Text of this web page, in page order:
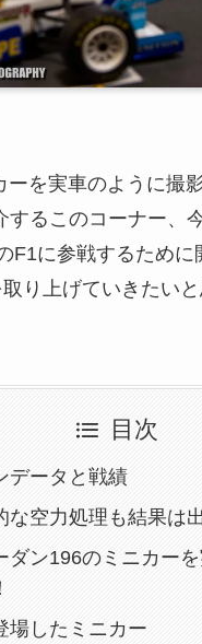
ーを実車のように撮
するこのコーナー、
F1に参戦するために
り上げていきたいと
目次
データと戦績
な空力処理も結果は
ダン196のミニカー
場したミニカー